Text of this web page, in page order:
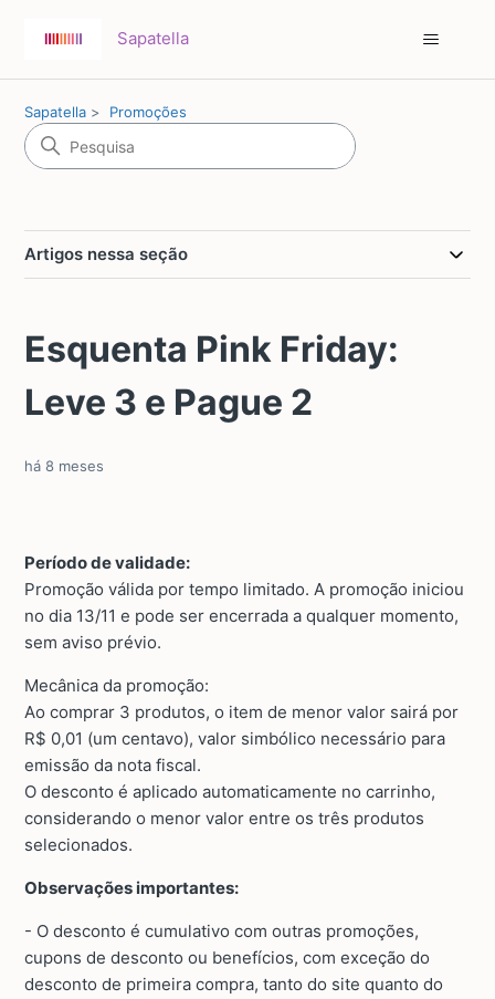
Sapatella
Sapatella Promoções
Artigos nessa seção
Esquenta Pink Friday:
Leve 3 e Pague 2
há 8 meses
Período de validade:
Promoção válida por tempo limitado. A promoção iniciou
no dia 13/11 e pode ser encerrada a qualquer momento,
sem aviso prévio.
Mecânica da promoção:
Ao comprar 3 produtos, o item de menor valor sairá por
R$ 0,01 (um centavo), valor simbólico necessário para
emissão da nota fiscal.
O desconto é aplicado automaticamente no carrinho,
considerando o menor valor entre os três produtos
selecionados.
Observações importantes:
- O desconto é cumulativo com outras promoções,
cupons de desconto ou benefícios, com exceção do
desconto de primeira compra, tanto do site quanto do